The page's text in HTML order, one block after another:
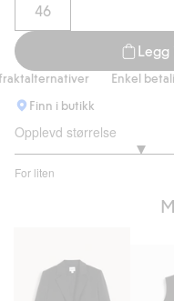
46
Legg
Enkel
Finn i butikk
Opplevd størrelse
For liten
av